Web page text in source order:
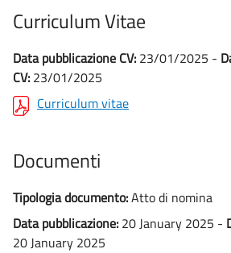
Curriculum Vitae
Data pubblicazione CV: 23/01/2025 -
CV: 23/01/2025
Curriculum vitae
Documenti
Tipologia documento:Atto di nomina
Data pubblicazione: 20 January 2025 -
20 January 2025